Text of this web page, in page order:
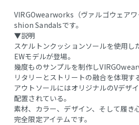
VIRGOwearworks（ヴァルゴウェア
shion Sandalsです。
▼説明
スケルトンクッションソールを使用し
EWモデルが登場。
幾度ものサンプルを制作し
リタリーとストリートの融合を体現す
アウトソールにはオリジナルのVデザ
配置されている。
素材、カラー、デザイン、そして履き
完全限定アイテムです。